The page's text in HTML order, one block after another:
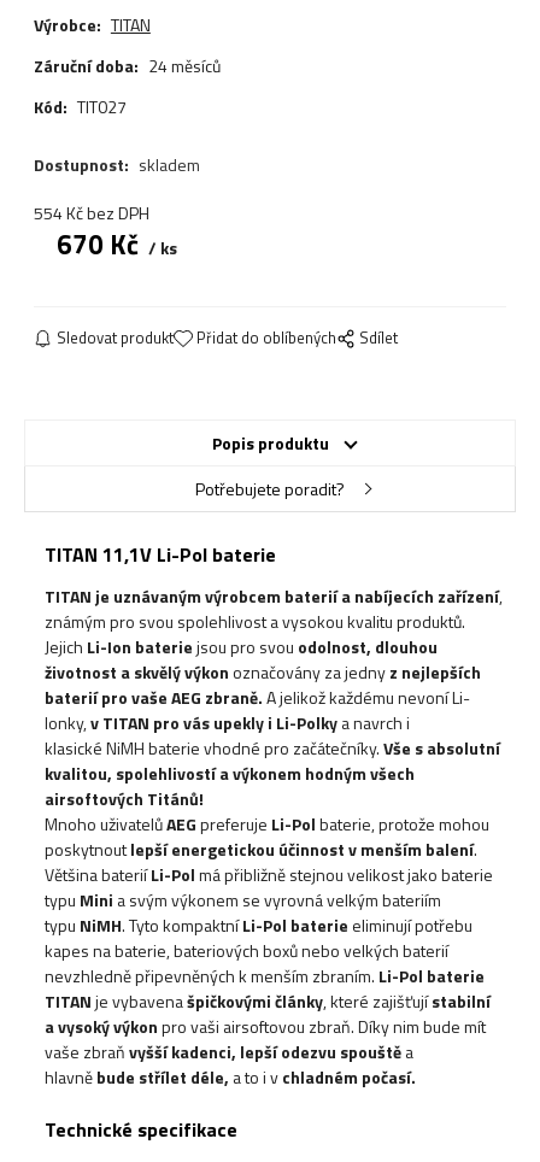
Výrobce: TITAN
Záruční doba: 24 měsíců
Kód: TIT027
Dostupnost: skladem
554Kčbez DPH
670 Kč ks
Sledovat produkt Přidat do oblíbených Sdílet
Popis produktu
Potřebujete poradit?
TITAN 11,1V Li-Pol baterie
TITAN je uznávaným výrobcem baterií a nabíjecích zařízení,
známým pro svou spolehlivost a vysokou kvalitu produktů.
Jejich Li-Ion bateriejsou pro svou odolnost, dlouhou
životnost a skvělý výkonoznačoványza jednyz nejlepších
baterií pro vaše AEG zbraně.A jelikož každému nevoní Li-
Ionky,v TITAN pro vás upekly i Li-Polkya navrch i
klasickéNiMH baterievhodné pro začátečníky.Vše s absolutní
kvalitou, spolehlivostí a výkonem hodným všech
airsoftových Titánů!
Mnoho uživatelůAEGpreferuje Li-Polbaterie, protože mohou
poskytnoutlepší energetickou účinnost v menším balení.
Většina bateriíLi-Polmá přibližně stejnou velikost jako baterie
typu Mini a svým výkonem se vyrovná velkým bateriím
typu NiMH. Tyto kompaktníLi-Pol baterie eliminují potřebu
kapes na baterie, bateriových boxů nebo velkých baterií
nevzhledně připevněných k menším zbraním. Li-Pol baterie
TITANje vybavenašpičkovými články, které zajišťujístabilní
a vysoký výkonpro vaši airsoftovou zbraň. Díky nim bude mít
vaše zbraňvyšší kadenci, lepší odezvu spouštěa
hlavněbude střílet déle, a to i vchladném počasí.
Technické specifikace